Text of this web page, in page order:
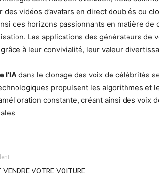
des vidéos d’avatars en direct doublés ou
des horizons passionnants en matière
Les applications des générateurs de
à leur convivialité, leur valeur
l’IA dans le clonage des voix de célébrités
propulsent les algorithmes et
constante, créant ainsi des voix
VENDRE VOTRE VOITURE